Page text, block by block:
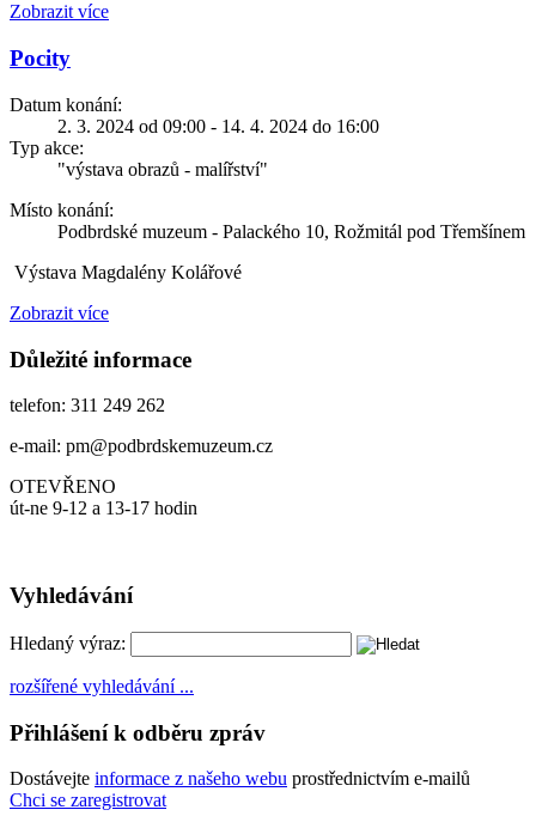
Zobrazit více
Pocity
Datum konání:
2. 3. 2024 od 09:00 - 14. 4. 2024 do 16:00
Typ akce:
"výstava obrazů - malířství"
Místo konání:
Podbrdské muzeum - Palackého 10, Rožmitál pod Třemšínem
Výstava Magdalény Kolářové
Zobrazit více
Důležité informace
telefon: 311 249 262
e-mail: pm@podbrdskemuzeum.cz
OTEVŘENO
út-ne 9-12 a 13-17 hodin
Vyhledávání
Hledaný výraz:
rozšířené vyhledávání ...
Přihlášení k odběru zpráv
Dostávejte informace z našeho webu prostřednictvím e-mailů
Chci se zaregistrovat